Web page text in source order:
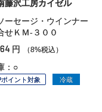
藤沢工房カイゼル
ーセージ・ウインナー
せＫＭ‐３００
円 （8%税込）
：○
ポイント対象 冷蔵